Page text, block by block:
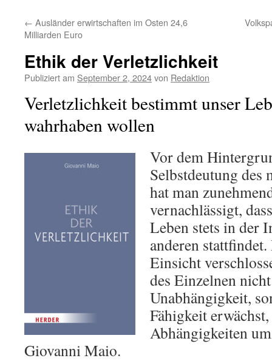
← Ausländer erwirtschaften im Osten 24,6
Milliarden Euro
Ethik der Verletzlichkeit
Publiziert am September 2, 2024von Redaktion
Verletzlichkeit bestimmt unser
wahrhaben wollen
Vor dem
Selbstdeutung des
hat man
vernachlässigt,
Leben stets in der
anderen
Einsicht
des Einzelnen
Unabhängigkeit,
Fähigkeit
Abhängigkeiten
Giovanni Maio.